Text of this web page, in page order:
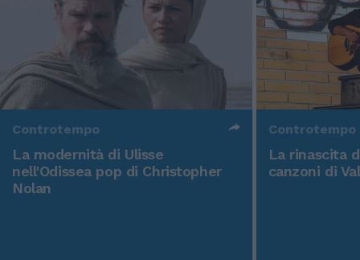
Controtempo
La modernità di Ulisse
nell'Odissea pop di Christopher
Nolan
Controtempo
La rinascita
canzoni di